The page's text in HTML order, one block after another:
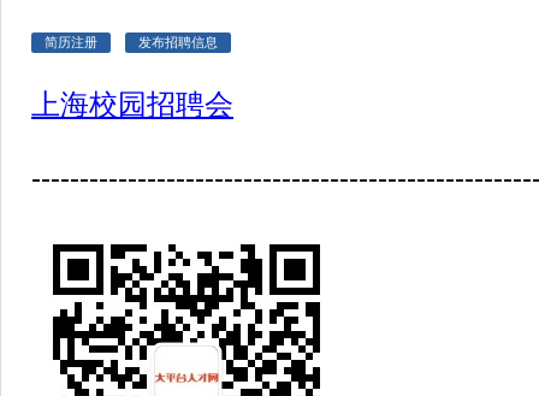
简历注册 发布招聘信息
上海校园招聘会